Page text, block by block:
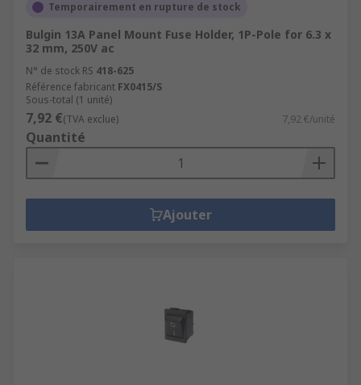
Temporairement en rupture de stock
Bulgin 13A Panel Mount Fuse Holder, 1P-Pole for 6.3 x
32 mm, 250V ac
N° de stock RS 418-625
Référence fabricant FX0415/S
Sous-total (1 unité)
7,92 €(TVA exclue) 7,92 €/unité
Quantité
Ajouter